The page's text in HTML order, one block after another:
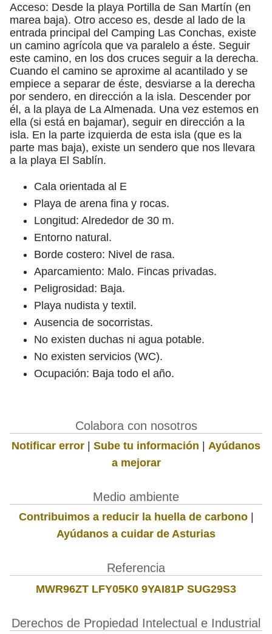
Acceso: Desde la playa Portilla de San Martín (en
marea baja). Otro acceso es, desde al lado de la
entrada principal del Camping Las Conchas, existe
un camino agrícola que va paralelo a éste. Seguir
este camino, en los dos cruces seguir a la derecha.
Cuando el camino se aproxime al acantilado y se
empiece a separar de éste, desviarse a la derecha
por sendero, en dirección a la isla. Descender por
él, a la playa de La Almenada. Una vez estemos en
ella (si está en bajamar), seguir en dirección a la
isla. En la parte izquierda de esta isla (que es la
parte mas baja), existe un sendero que nos llevara
a la playa El Sablín.
Cala orientada al E
Playa de arena fina y rocas.
Longitud: Alrededor de 30 m.
Entorno natural.
Borde costero: Nivel de rasa.
Aparcamiento: Malo. Fincas privadas.
Peligrosidad: Baja.
Playa nudista y textil.
Ausencia de socorristas.
No existen duchas ni agua potable.
No existen servicios (WC).
Ocupación: Baja todo el año.
Colabora con nosotros
Notificar error | Sube tu información | Ayúdanos
a mejorar
Medio ambiente
Contribuimos a reducir la huella de carbono|
Ayúdanos a cuidar de Asturias
Referencia
MWR96ZT LFY05K0 9YAI81P SUG29S3
Derechos de Propiedad Intelectual e Industrial